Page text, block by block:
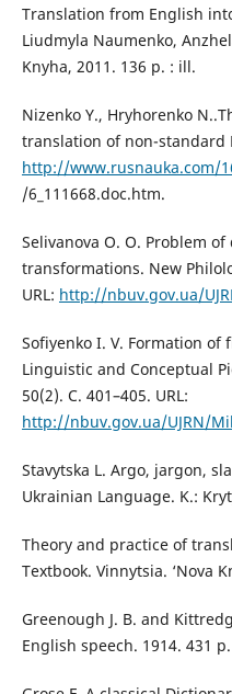
Translation from English
Liudmyla Naumenko,
Knyha, 2011. 136 p. : ill.
Nizenko Y., Hryhorenko
translation of non-standard
http://www.rusnauka.com/
/6_111668.doc.htm.
Selivanova O. O. Problem
transformations. New
URL: http://nbuv.gov.ua/
Sofiyenko I. V. Formation
Linguistic and Conceptual
50(2). С. 401–405. URL:
http://nbuv.gov.ua/UJRN/
Stavytska L. Argo, jargon,
Ukrainian Language. K.:
Theory and practice of
Textbook. Vinnytsia. ‘Nova
Greenough J. B. and
English speech. 1914. 431 p.